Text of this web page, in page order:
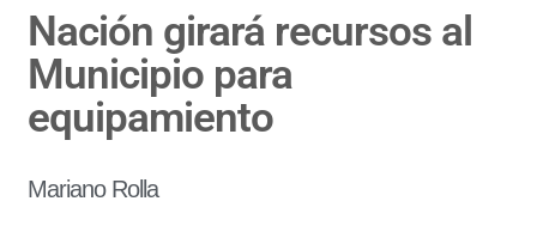
Nación girará recursos al
Municipio para
equipamiento
Mariano Rolla